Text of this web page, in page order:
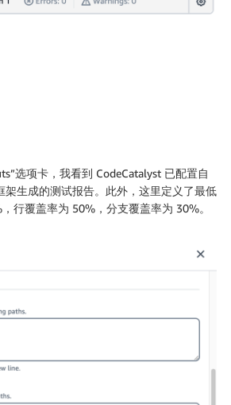
选项卡，我看到 CodeCatalyst 已配置自
生成的测试报告。此外，这里定义了最低
行覆盖率为 50%，分支覆盖率为 30%。